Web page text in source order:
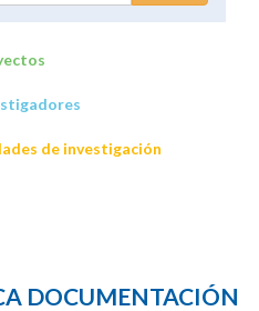
de investigación
DOCUMENTACIÓN